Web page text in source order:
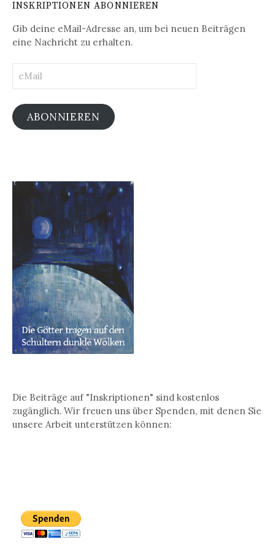
INSKRIPTIONEN ABONNIEREN
Gib deine eMail-Adresse an, um bei neuen Beiträgen
eine Nachricht zu erhalten.
ABONNIEREN
Die Beiträge auf "Inskriptionen" sind kostenlos
zugänglich. Wir freuen uns über Spenden, mit denen Sie
unsere Arbeit unterstützen können: